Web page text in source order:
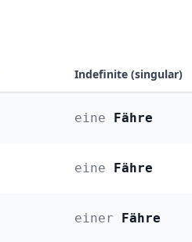
Indefinite (singular)
eine Fähre
eine Fähre
einer Fähre